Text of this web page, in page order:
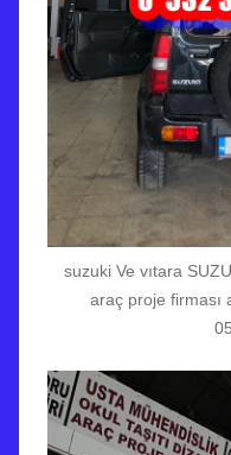
suzuki Ve vıtara
araç proje firması